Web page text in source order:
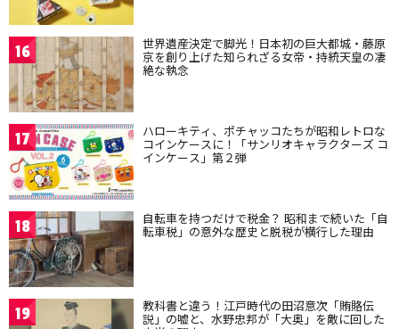
16 世界遺産決定で脚光！日本初の巨大都城・藤原
京を創り上げた知られざる女帝・持統天皇の凄
絶な執念
17 ハローキティ、ポチャッコたちが昭和レトロな
コインケースに！「サンリオキャラクターズ コ
インケース」第２弾
18 自転車を持つだけで税金？ 昭和まで続いた「自
転車税」の意外な歴史と脱税が横行した理由
19 教科書と違う！江戸時代の田沼意次「賄賂伝
説」の嘘と、水野忠邦が「大奥」を敵に回した